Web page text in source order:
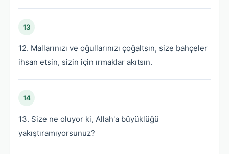
13
12. Mallarınızı ve oğullarınızı çoğaltsın, size bahçeler
ihsan etsin, sizin için ırmaklar akıtsın.
14
13. Size ne oluyor ki, Allah'a büyüklüğü
yakıştıramıyorsunuz?